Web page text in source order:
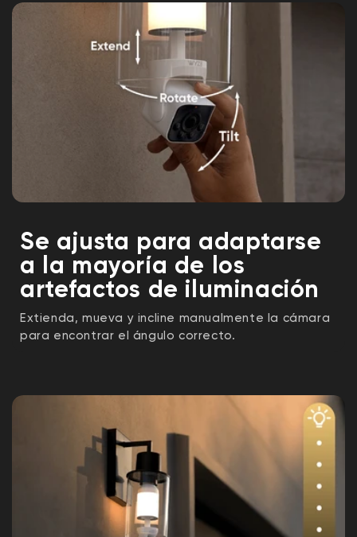
4.2
Conexión: hasta 5 bombillas Wyze
Clima y temperatura
Resistencia a la intemperie:
Parte de la cámara: IP65
Parte del bulbo: UL Húmedo
Temperatura de funcionamiento: -4 °F -
122 °F (-20 °C - 50 °C)
Temperatura de almacenamiento: -40 °F -
176 °F (-40 °C - 80 °C)
Garantía del producto de 1 año
Se ajusta para adaptarse
a la mayoría de los
artefactos de iluminación
Extienda, mueva y incline manualmente la cámara
para encontrar el ángulo correcto.